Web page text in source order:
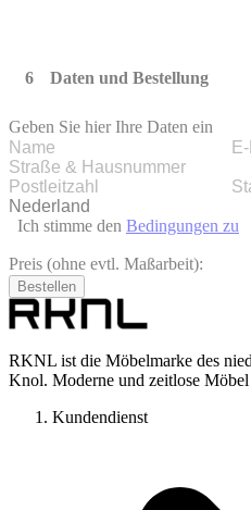
Daten und Bestellung
Geben Sie hier Ihre Daten ein
Ich stimme den Bedingungen zu
Preis (ohne evtl. Maßarbeit):
Bestellen
RKNL ist die Möbelmarke des
Knol. Moderne und zeitlose
Kundendienst